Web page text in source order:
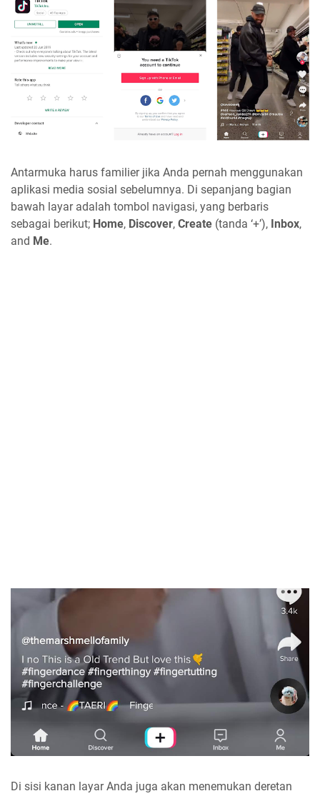
Antarmuka harus familier jika Anda pernah menggunakan
aplikasi media sosial sebelumnya. Di sepanjang bagian
bawah layar adalah tombol navigasi, yang berbaris
sebagai berikut; Home, Discover, Create (tanda ‘+’), Inbox,
and Me.
Di sisi kanan layar Anda juga akan menemukan deretan